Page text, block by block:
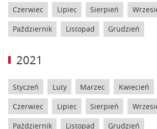
Czerwiec Lipiec Sierpień
Październik Listopad Grudzień
2021
Styczeń Luty Marzec Kwiecień
Czerwiec Lipiec Sierpień
Październik Listopad Grudzień